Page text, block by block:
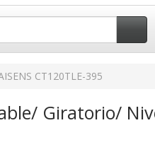
CT120TLE-395
Giratorio/